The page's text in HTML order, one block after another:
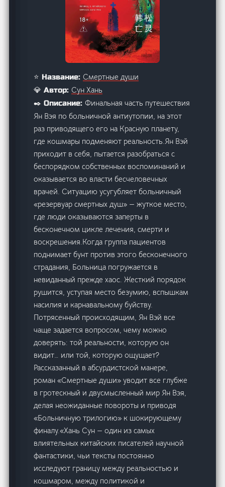
⭐ Название:Смертные души
💎 Автор:Сун Хань
✒️ Описание:Финальная часть путешествия
Ян Вэя по больничной антиутопии, на этот
раз приводящего его на Красную планету,
где кошмары подменяют реальность.Ян Вэй
приходит в себя, пытается разобраться с
беспорядком собственных воспоминаний и
оказывается во власти бесчеловечных
врачей. Ситуацию усугубляет больничный
«резервуар смертных душ» — жуткое место,
где люди оказываются заперты в
бесконечном цикле лечения, смерти и
воскрешения.Когда группа пациентов
поднимает бунт против этого бесконечного
страдания, Больница погружается в
невиданный прежде хаос. Жесткий порядок
рушится, уступая место безумию, вспышкам
насилия и карнавальному буйству.
Потрясенный происходящим, Ян Вэй все
чаще задается вопросом, чему можно
доверять: той реальности, которую он
видит… или той, которую ощущает?
Рассказанный в абсурдистской манере,
роман «Смертные души» уводит все глубже
в гротескный и двусмысленный мир Ян Вэя,
делая неожиданные повороты и приводя
«Больничную трилогию» к шокирующему
финалу.«Хань Сун — один из самых
влиятельных китайских писателей научной
фантастики, чьи тексты постоянно
исследуют границу между реальностью и
кошмаром, между политикой и